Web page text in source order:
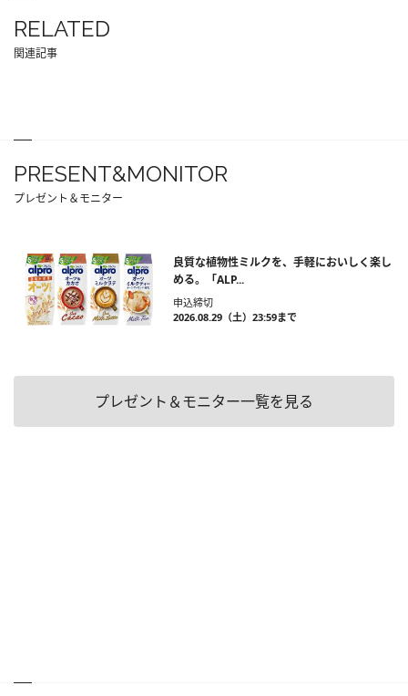
RELATED
関連記事
PRESENT&MONITOR
プレゼント＆モニター
良質な植物性ミルクを、手軽においしく楽し
める。「ALP...
申込締切
2026.08.29（土）23:59まで
プレゼント＆モニター一覧を見る